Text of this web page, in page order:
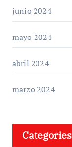
junio 2024
mayo 2024
abril 2024
marzo 2024
Categories